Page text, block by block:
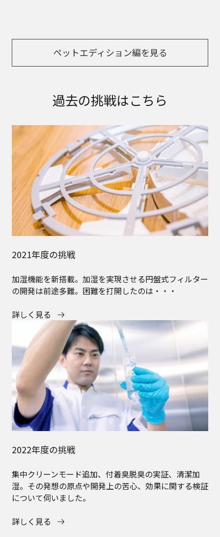
ペットエディション編を見る
過去の挑戦はこちら
2021年度の挑戦
加湿機能を新搭載。加湿を実現させる円盤式フィルター
の開発は前途多難。困難を打開したのは・・・
詳しく見る
2022年度の挑戦
集中クリーンモード追加、付着臭脱臭の実証、清潔加
湿。その発想の原点や開発上の苦心、効果に関する検証
について伺いました。
詳しく見る